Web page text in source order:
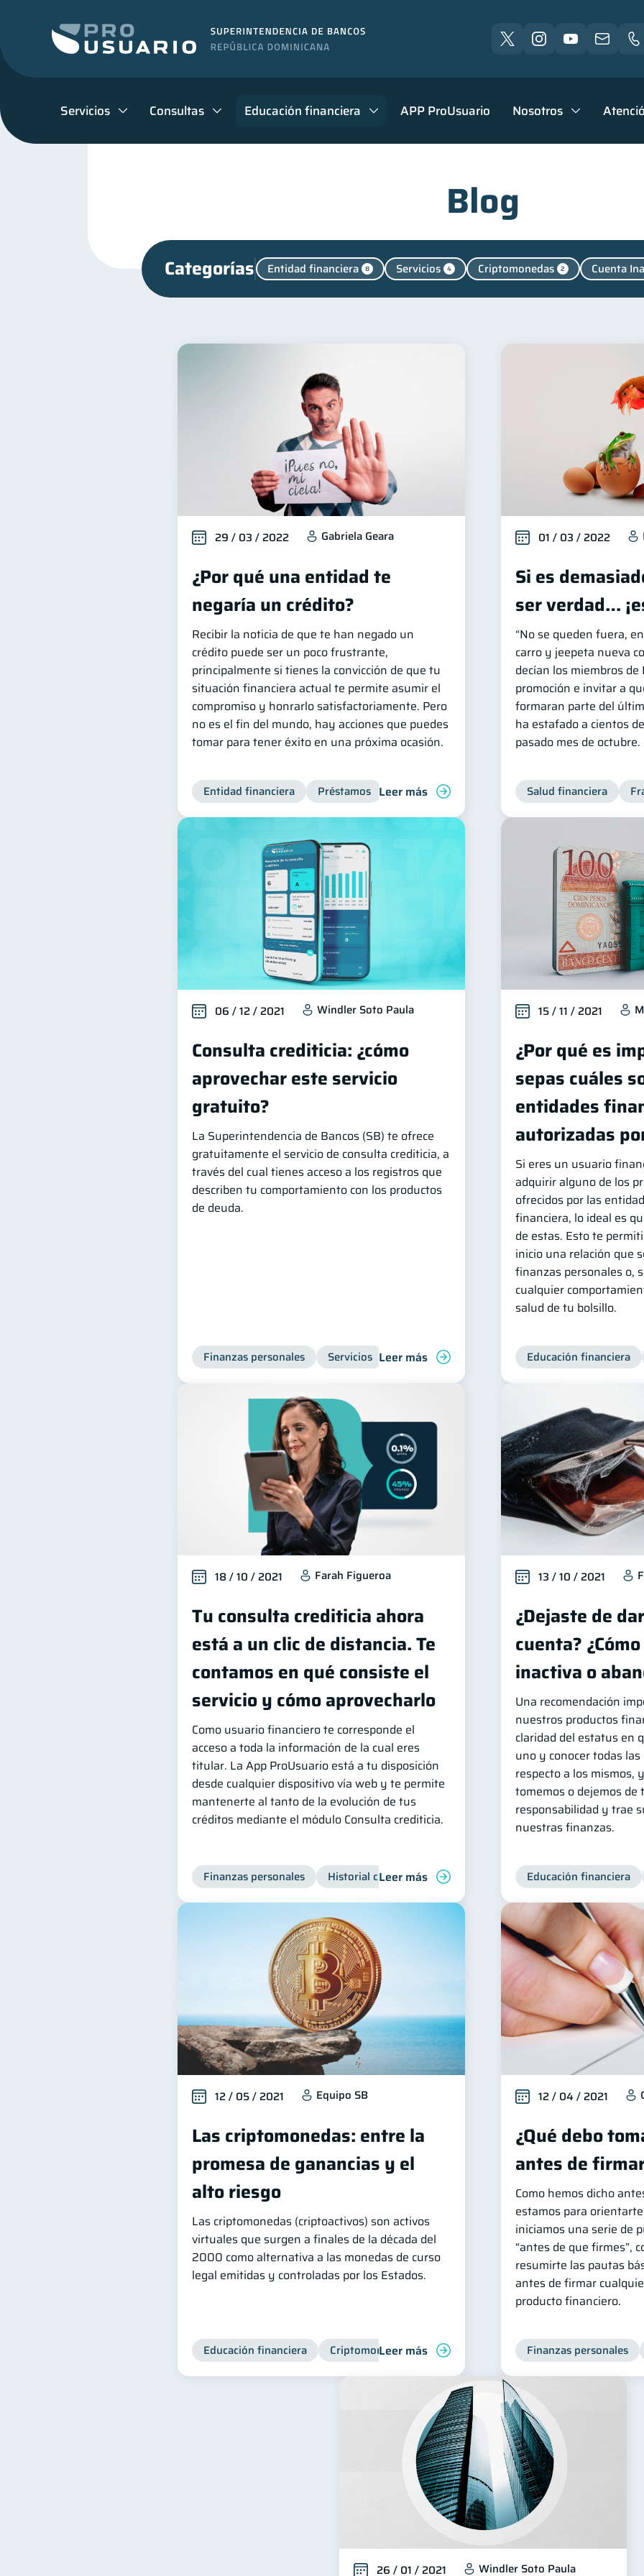
Servicios Consultas Educación financiera APP ProUsuario Nosotros
Blog
Categorías Entidad financiera 8 Servicios 4 Criptomonedas 2 Cuenta
6 Tarjeta de crédito
Superintendencia de Bancos Cuenta
Finanzas Personales Educación Financiera
Información financiera 1 inversiones Gasto
información financiera 1
29 / 03 / 2022 Gabriela Geara
¿Por qué una entidad te
negaría un crédito?
Recibir la noticia de que te han negado un
crédito puede ser un poco frustrante,
principalmente si tienes la convicción de que tu
situación financiera actual te permite asumir el
compromiso y honrarlo satisfactoriamente. Pero
no es el fin del mundo, hay acciones que puedes
tomar para tener éxito en una próxima ocasión.
Entidad financiera Préstamos Productos financieros Deudas Inclusión
Leer más
01 / 03 / 2022
Si es
ser verdad…
“No se queden fuera,
carro y jeepeta nueva
decían los miembros
promoción e invitar a
formaran parte del
ha estafado a cientos
pasado mes de octubre.
Salud financiera
06 / 12 / 2021 Windler Soto Paula
Consulta crediticia: ¿cómo
aprovechar este servicio
gratuito?
La Superintendencia de Bancos (SB) te ofrece
gratuitamente el servicio de consulta crediticia, a
través del cual tienes acceso a los registros que
describen tu comportamiento con los productos
de deuda.
Finanzas personales Servicios Inclusión financiera Finanzas para jóvenes
Leer más
15 / 11 / 2021
¿Por qué es
sepas cuáles
entidades
autorizadas
Si eres un usuario
adquirir alguno de los
ofrecidos por las
financiera, lo ideal es
de estas. Esto te
inicio una relación que
finanzas personales o,
cualquier
salud de tu bolsillo.
Educación financiera
18 / 10 / 2021 Farah Figueroa
Tu consulta crediticia ahora
está a un clic de distancia. Te
contamos en qué consiste el
servicio y cómo aprovecharlo
Como usuario financiero te corresponde el
acceso a toda la información de la cual eres
titular. La App ProUsuario está a tu disposición
desde cualquier dispositivo vía web y te permite
mantenerte al tanto de la evolución de tus
créditos mediante el módulo Consulta crediticia.
Finanzas personales Historial crediticio Servicios Inclusión financiera
Leer más
13 / 10 / 2021
¿Dejaste de
cuenta?
inactiva o
Una recomendación
nuestros productos
claridad del estatus en
uno y conocer todas
respecto a los mismos,
tomemos o dejemos de
responsabilidad y trae
nuestras finanzas.
Educación financiera
12 / 05 / 2021 Equipo SB
Las criptomonedas: entre la
promesa de ganancias y el
alto riesgo
Las criptomonedas (criptoactivos) son activos
virtuales que surgen a finales de la década del
2000 como alternativa a las monedas de curso
legal emitidas y controladas por los Estados.
Educación financiera CriptomonedasLeer más
12 / 04 / 2021
¿Qué debo
antes de
Como hemos dicho
estamos para
iniciamos una serie de
“antes de que firmes”,
resumirte las pautas
antes de firmar
producto financiero.
Finanzas personales
26 / 01 / 2021 Windler Soto Paula